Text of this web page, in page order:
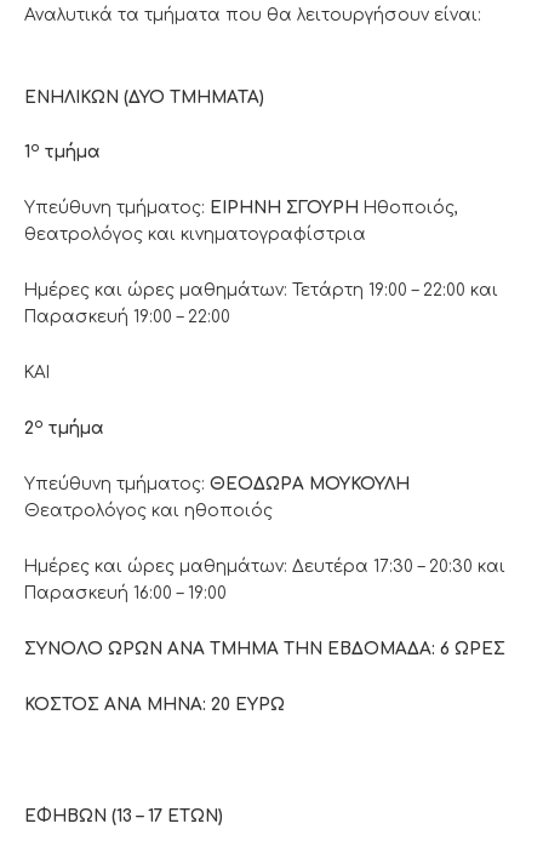
Αναλυτικά τα τμήματα που θα λειτουργήσουν είναι:
ΕΝΗΛΙΚΩΝ (ΔΥΟ ΤΜΗΜΑΤΑ)
1ο τμήμα
Υπεύθυνη τμήματος: ΕΙΡΗΝΗ ΣΓΟΥΡΗ Ηθοποιός,
θεατρολόγος και κινηματογραφίστρια
Ημέρες και ώρες μαθημάτων: Τετάρτη 19:00 – 22:00 και
Παρασκευή 19:00 – 22:00
ΚΑΙ
2ο τμήμα
Υπεύθυνη τμήματος: ΘΕΟΔΩΡΑ ΜΟΥΚΟΥΛΗ
Θεατρολόγος και ηθοποιός
Ημέρες και ώρες μαθημάτων: Δευτέρα 17:30 – 20:30 και
Παρασκευή 16:00 – 19:00
ΣΥΝΟΛΟ ΩΡΩΝ ΑΝΑ ΤΜΗΜΑ ΤΗΝ ΕΒΔΟΜΑΔΑ: 6 ΩΡΕΣ
ΚΟΣΤΟΣ ΑΝΑ ΜΗΝΑ: 20 ΕΥΡΩ
ΕΦΗΒΩΝ (13 – 17 ΕΤΩΝ)